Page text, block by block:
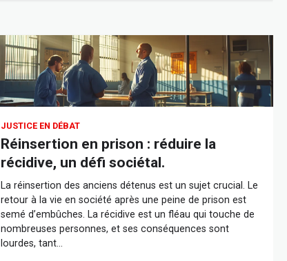
JUSTICE EN DÉBAT
Réinsertion en prison : réduire la
récidive, un défi sociétal.
La réinsertion des anciens détenus est un sujet crucial. Le
retour à la vie en société après une peine de prison est
semé d’embûches. La récidive est un fléau qui touche de
nombreuses personnes, et ses conséquences sont
lourdes, tant…